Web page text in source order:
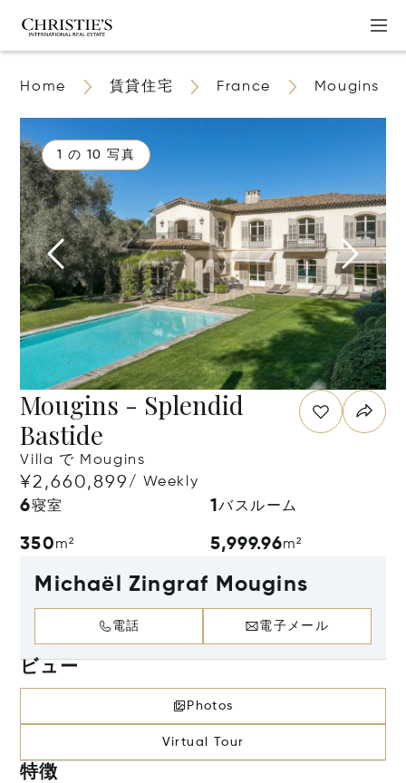
Home 賃貸住宅 France Mougins
1 の 10 写真
Mougins - Splendid
Bastide
Villa で Mougins
¥2,660,899/ Weekly
6寝室 1バスルーム
350m² 5,999.96m²
Michaël Zingraf Mougins
電話 電子メール
ビュー
Photos
Virtual Tour
特徴